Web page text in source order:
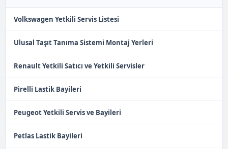
Volkswagen Yetkili Servis Listesi
Ulusal Taşıt Tanıma Sistemi Montaj Yerleri
Renault Yetkili Satıcı ve Yetkili Servisler
Pirelli Lastik Bayileri
Peugeot Yetkili Servis ve Bayileri
Petlas Lastik Bayileri